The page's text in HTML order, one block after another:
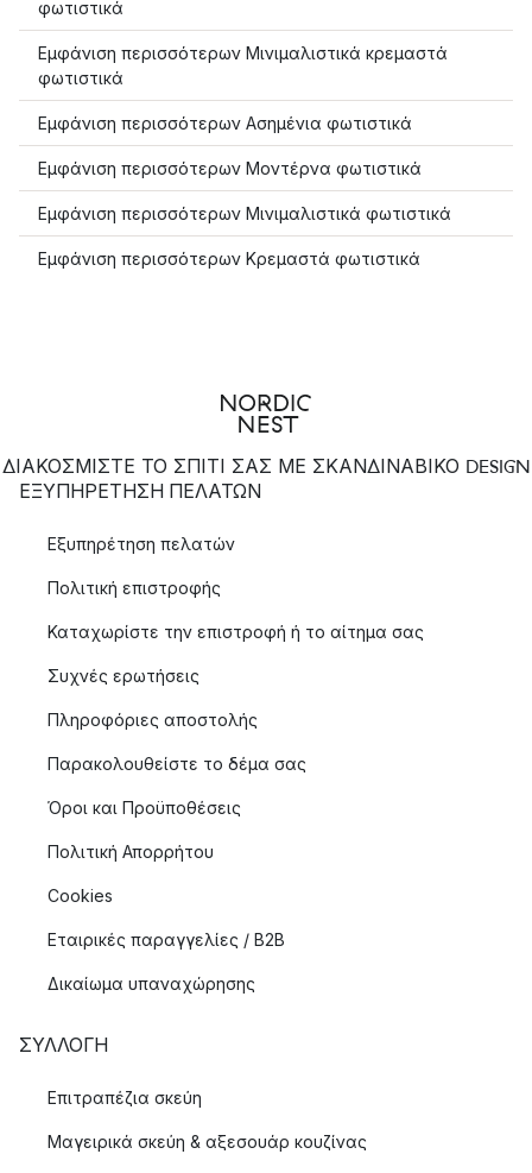
φωτιστικά
Εμφάνιση περισσότερων Μινιμαλιστικά κρεμαστά
φωτιστικά
Εμφάνιση περισσότερων Ασημένια φωτιστικά
Εμφάνιση περισσότερων Μοντέρνα φωτιστικά
Εμφάνιση περισσότερων Μινιμαλιστικά φωτιστικά
Εμφάνιση περισσότερων Κρεμαστά φωτιστικά
ΔΙΑΚΟΣΜΙΣΤΕ ΤΟ ΣΠΙΤΙ ΣΑΣ ΜΕ ΣΚΑΝΔΙΝΑΒΙΚΟ DESIGN
ΕΞΥΠΗΡΈΤΗΣΗ ΠΕΛΑΤΏΝ
Εξυπηρέτηση πελατών
Πολιτική επιστροφής
Καταχωρίστε την επιστροφή ή το αίτημα σας
Συχνές ερωτήσεις
Πληροφόριες αποστολής
Παρακολουθείστε το δέμα σας
Όροι και Προϋποθέσεις
Πολιτική Απορρήτου
Cookies
Εταιρικές παραγγελίες / B2B
Δικαίωμα υπαναχώρησης
ΣΥΛΛΟΓΉ
Επιτραπέζια σκεύη
Μαγειρικά σκεύη & αξεσουάρ κουζίνας